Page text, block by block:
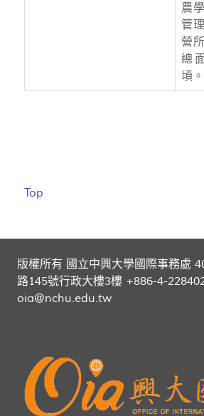
農
管
營
總
頃。
Top
版權所有 國立中興大學國際事務處
路145號行政大樓3樓 +886-4-
oia@nchu.edu.tw